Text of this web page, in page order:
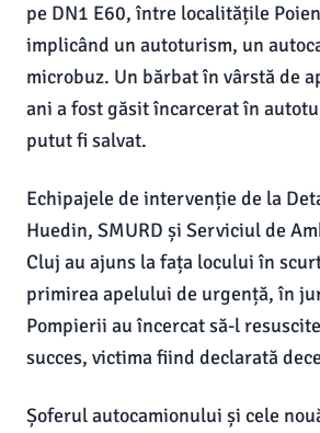
pe DN1 E60, între localitățile
implicând un autoturism, un
microbuz. Un bărbat în vârstă de
ani a fost găsit încarcerat în
putut fi salvat.
Echipajele de intervenție de la
Huedin, SMURD și Serviciul de
Cluj au ajuns la fața locului în
primirea apelului de urgență, în
Pompierii au încercat să-l
succes, victima fiind declarată
Șoferul autocamionului și cele